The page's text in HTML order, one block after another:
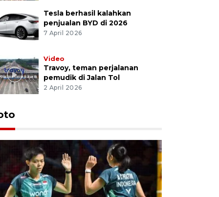
Tesla berhasil kalahkan
penjualan BYD di 2026
7 April 2026
Video
Travoy, teman perjalanan
pemudik di Jalan Tol
2 April 2026